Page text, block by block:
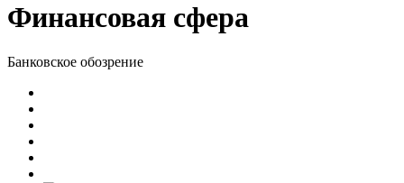
Финансовая сфера
Банковское обозрение